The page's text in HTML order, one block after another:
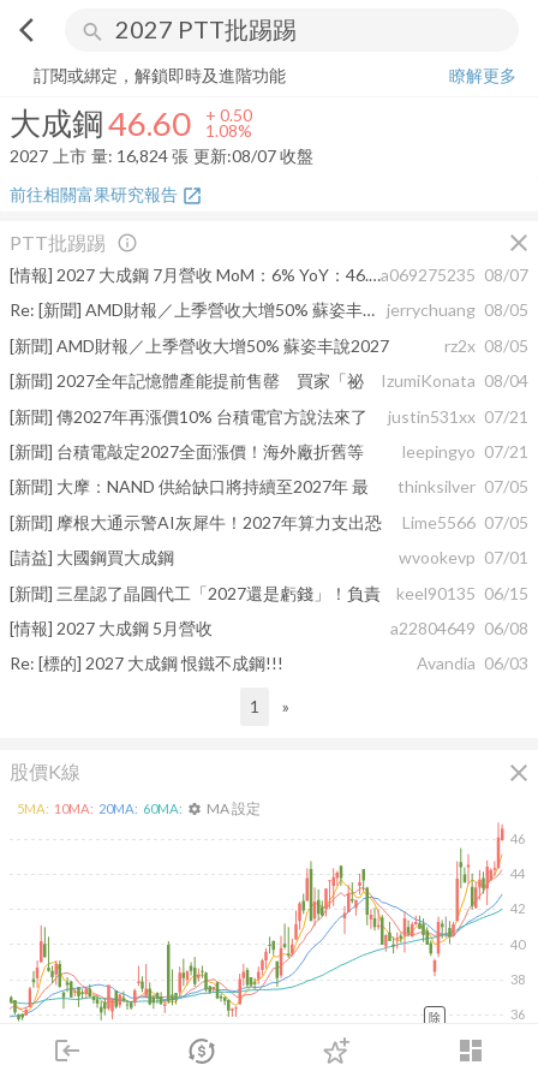
arrow_back_ios search
login dashboard
市場 登入
大成鋼 46.60 + 1.08%
訂閱或綁定，解鎖即時及進階功能
瞭解更多
大成鋼46.60 + 0.50
1.08%
2027 上市 量: 16,824張 更新:08/07 收盤
前往相關富果研究報告 open_in_new
PTT批踢踢 close
info_outline
[情報] 2027 大成鋼 7月營收 MoM：6% YoY：46.1%a069275235 08/07
Re: [新聞] AMD財報／上季營收大增50% 蘇姿丰說2027
jerrychuang 08/05
[新聞] AMD財報／上季營收大增50% 蘇姿丰說2027
rz2x 08/05
[新聞] 2027全年記憶體產能提前售罄 買家「祕
IzumiKonata 08/04
[新聞] 傳2027年再漲價10% 台積電官方說法來了
justin531xx 07/21
[新聞] 台積電敲定2027全面漲價！海外廠折舊等
leepingyo 07/21
[新聞] 大摩：NAND 供給缺口將持續至2027年 最
thinksilver 07/05
[新聞] 摩根大通示警AI灰犀牛！2027年算力支出恐
Lime5566 07/05
[請益] 大國鋼買大成鋼
wvookevp 07/01
[新聞] 三星認了晶圓代工「2027還是虧錢」！負責
keel90135 06/15
[情報] 2027 大成鋼 5月營收
a22804649 06/08
Re: [標的] 2027 大成鋼 恨鐵不成鋼!!!
Avandia 06/03
1 »
股價K線 close
2026/02/10 2026/04/10 2026/05/28 2026/07/16
36
38
40
42
44
46
5MA: 10MA: 20MA: 60MA: settings MA 設定
除